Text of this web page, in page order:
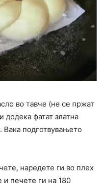
во тавче (не се пржат
фатат златна
Вака подготвувањето
наредете ги во плех
и печете ги на 180